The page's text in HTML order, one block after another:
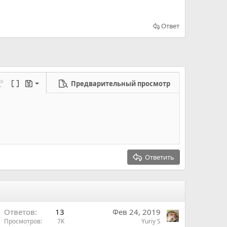
Ответ
Переключить BB код
Черновики Предварительный просмотр
Ответить
Ответов 13
Просмотров 7K
Фев 24, 2019
Yuriy S